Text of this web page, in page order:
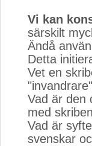
Vi kan
särskilt
Ändå
Detta
Vet en
Vad är den
med
Vad är
svenskar